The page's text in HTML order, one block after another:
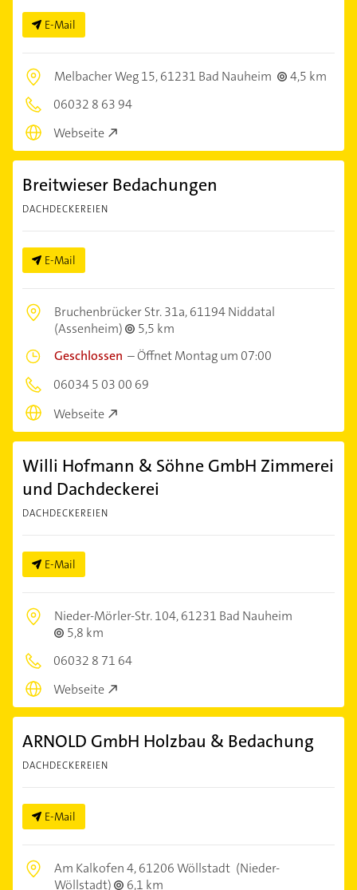
E-Mail
Melbacher Weg 15,61231 Bad Nauheim
4,5 km
06032 8 63 94
Webseite
Breitwieser Bedachungen
DACHDECKEREIEN
E-Mail
Bruchenbrücker Str. 31a,61194 Niddatal
(Assenheim)
5,5 km
Geschlossen –Öffnet Montag um 07:00
06034 5 03 00 69
Webseite
Willi Hofmann & Söhne GmbH Zimmerei
und Dachdeckerei
DACHDECKEREIEN
E-Mail
Nieder-Mörler-Str. 104,61231 Bad Nauheim
5,8 km
06032 8 71 64
Webseite
ARNOLD GmbH Holzbau & Bedachung
DACHDECKEREIEN
E-Mail
Am Kalkofen 4,61206 Wöllstadt (Nieder-
Wöllstadt)
6,1 km